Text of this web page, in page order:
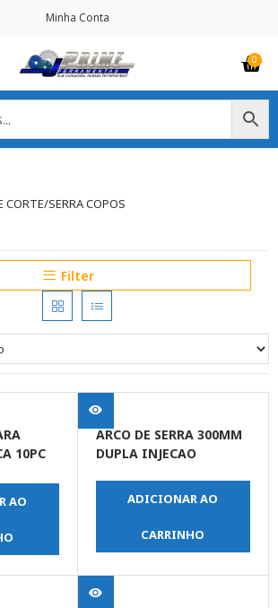
Minha Conta
CORTE/SERRA COPOS
Filter
10PC
AO
ARCO DE SERRA 300MM
DUPLA INJECAO
ADICIONAR AO
CARRINHO